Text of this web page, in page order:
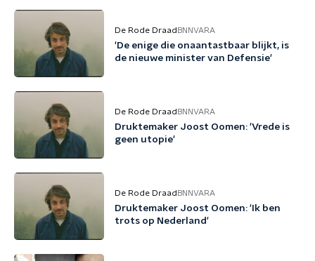
De Rode Draad BNNVARA
'De enige die onaantastbaar blijkt, is
de nieuwe minister van Defensie'
De Rode Draad BNNVARA
Druktemaker Joost Oomen: 'Vrede is
geen utopie'
De Rode Draad BNNVARA
Druktemaker Joost Oomen: 'Ik ben
trots op Nederland'